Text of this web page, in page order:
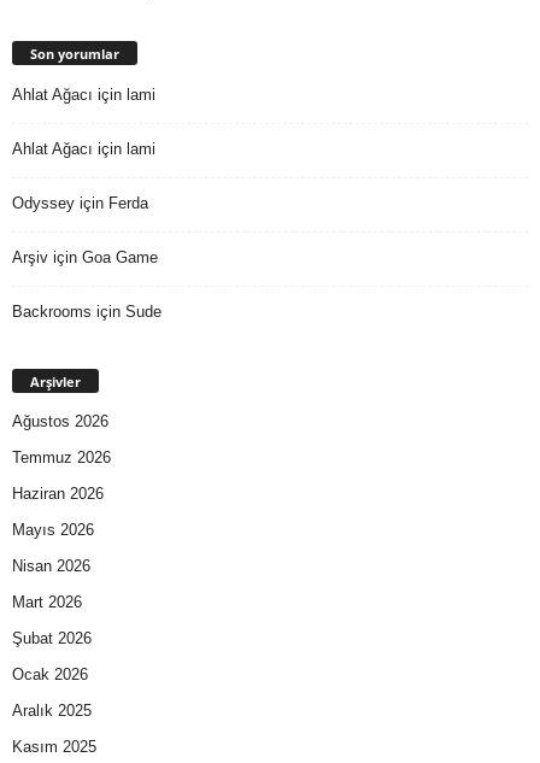
Son yorumlar
Ahlat Ağacı için lami
Ahlat Ağacı için lami
Odyssey için Ferda
Arşiv için Goa Game
Backrooms için Sude
Arşivler
Ağustos 2026
Temmuz 2026
Haziran 2026
Mayıs 2026
Nisan 2026
Mart 2026
Şubat 2026
Ocak 2026
Aralık 2025
Kasım 2025